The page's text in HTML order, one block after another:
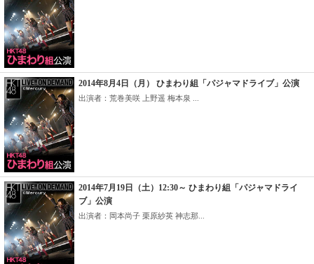
2014年8月4日（月） ひまわり組「パジャマドライブ」公演
出演者：荒巻美咲 上野遥 梅本泉 ...
2014年7月19日（土）12:30～ ひまわり組「パジャマドライ
ブ」公演
出演者：岡本尚子 栗原紗英 神志那...